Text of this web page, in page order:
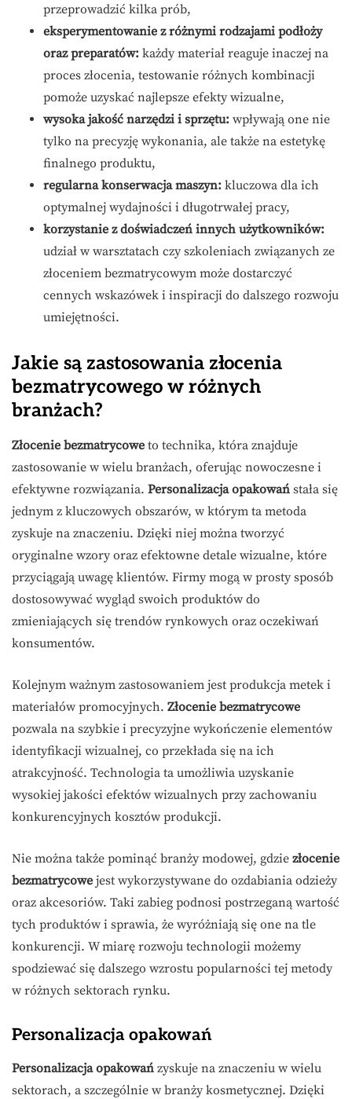
przeprowadzić kilka prób,
eksperymentowanie z różnymi rodzajami podłoży
oraz preparatów: każdy materiał reaguje inaczej na
proces złocenia, testowanie różnych kombinacji
pomoże uzyskać najlepsze efekty wizualne,
wysoka jakość narzędzi i sprzętu: wpływają one nie
tylko na precyzję wykonania, ale także na estetykę
finalnego produktu,
regularna konserwacja maszyn: kluczowa dla ich
optymalnej wydajności i długotrwałej pracy,
korzystanie z doświadczeń innych użytkowników:
udział w warsztatach czy szkoleniach związanych ze
złoceniem bezmatrycowym może dostarczyć
cennych wskazówek i inspiracji do dalszego rozwoju
umiejętności.
Jakie są zastosowania złocenia
bezmatrycowego w różnych
branżach?
Złocenie bezmatrycowe to technika, która znajduje
zastosowanie w wielu branżach, oferując nowoczesne i
efektywne rozwiązania. Personalizacja opakowań stała się
jednym z kluczowych obszarów, w którym ta metoda
zyskuje na znaczeniu. Dzięki niej można tworzyć
oryginalne wzory oraz efektowne detale wizualne, które
przyciągają uwagę klientów. Firmy mogą w prosty sposób
dostosowywać wygląd swoich produktów do
zmieniających się trendów rynkowych oraz oczekiwań
konsumentów.
Kolejnym ważnym zastosowaniem jest produkcja metek i
materiałów promocyjnych. Złocenie bezmatrycowe
pozwala na szybkie i precyzyjne wykończenie elementów
identyfikacji wizualnej, co przekłada się na ich
atrakcyjność. Technologia ta umożliwia uzyskanie
wysokiej jakości efektów wizualnych przy zachowaniu
konkurencyjnych kosztów produkcji.
Nie można także pominąć branży modowej, gdzie złocenie
bezmatrycowe jest wykorzystywane do ozdabiania odzieży
oraz akcesoriów. Taki zabieg podnosi postrzeganą wartość
tych produktów i sprawia, że wyróżniają się one na tle
konkurencji. W miarę rozwoju technologii możemy
spodziewać się dalszego wzrostu popularności tej metody
w różnych sektorach rynku.
Personalizacja opakowań
Personalizacja opakowań zyskuje na znaczeniu w wielu
sektorach, a szczególnie w branży kosmetycznej. Dzięki